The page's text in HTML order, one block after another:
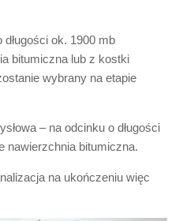
ok. 1900 mb
bitumiczna lub z kostki
wybrany na etapie
– na odcinku o długości
nawierzchnia bitumiczna.
na ukończeniu więc